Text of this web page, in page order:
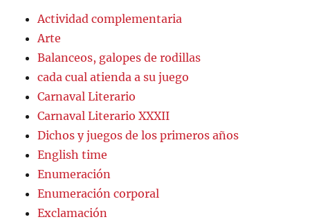
Actividad complementaria
Arte
Balanceos, galopes de rodillas
cada cual atienda a su juego
Carnaval Literario
Carnaval Literario XXXII
Dichos y juegos de los primeros años
English time
Enumeración
Enumeración corporal
Exclamación